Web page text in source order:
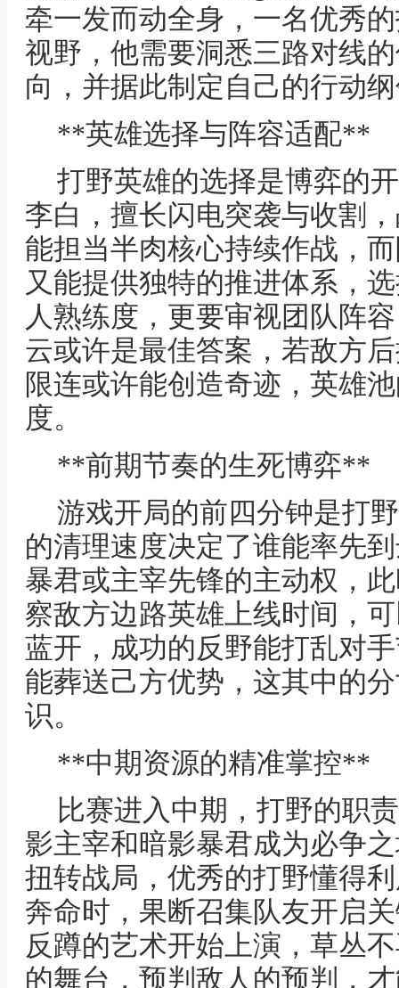
牵一发而动全身，一名优秀
视野，他需要洞悉三路对线
向，并据此制定自己的行动
**英雄选择与阵容适配**
打野英雄的选择是博弈的
李白，擅长闪电突袭与收割
能担当半肉核心持续作战，
又能提供独特的推进体系，
人熟练度，更要审视团队阵
云或许是最佳答案，若敌方
限连或许能创造奇迹，英雄
度。
**前期节奏的生死博弈**
游戏开局的前四分钟是打
的清理速度决定了谁能率先
暴君或主宰先锋的主动权，
察敌方边路英雄上线时间，
蓝开，成功的反野能打乱对
能葬送己方优势，这其中的
识。
**中期资源的精准掌控**
比赛进入中期，打野的职
影主宰和暗影暴君成为必争
扭转战局，优秀的打野懂得
奔命时，果断召集队友开启
反蹲的艺术开始上演，草丛
的舞台，预判敌人的预判，